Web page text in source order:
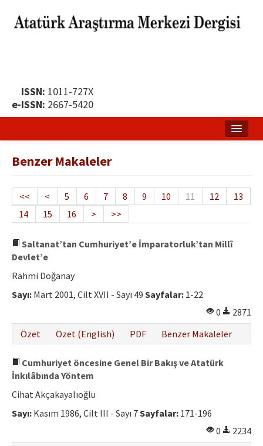
ISSN: 1011-727X
e-ISSN: 2667-5420
Yayın Politikası
Dergi Kurulları
Yayın İlkeleri
Yazar Rehberi
İletişim
Benzer Makaleler
<< < 5 6 7 8 9 10 11 12
13
14
15 16 > >>
Saltanat’tan Cumhuriyet’e İmparatorluk’tan Millî
Devlet’e
Rahmi Doğanay
Sayı: Mart 2001, Cilt XVII - Sayı 49 Sayfalar: 1-22
0
2871
Özet
Özet (English) PDF Benzer Makaleler
Cumhuriyet öncesine Genel Bir Bakış ve Atatürk
İnkılâbında Yöntem
Cihat Akçakayalıoğlu
Sayı: Kasım 1986, Cilt III - Sayı 7Sayfalar: 171-196
0
2234